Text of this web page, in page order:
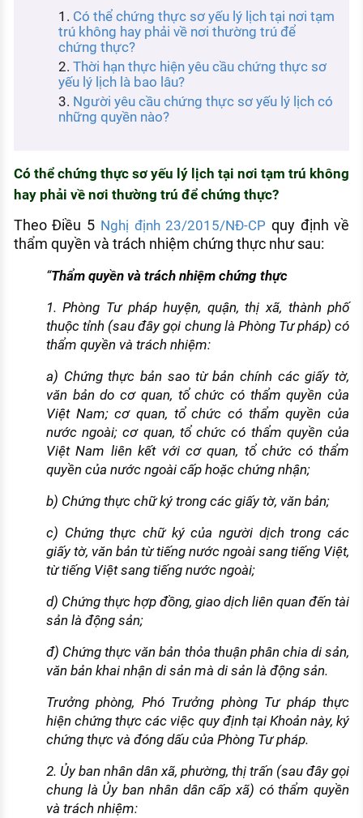
Kỹ năng nghề nghiệp
HƯỚNG NGHIỆP VIỆC LÀM
Đặc trưng từng nghề
Xu hướng việc làm
XÂY DỰNG VÀ PHÁT TRIỂN ĐỘI NGŨ
TUYỂN DỤNG VIỆC LÀM
Có thể chứng thực sơ yếu lý lịch tại nơi tạm
trú không hay phải về nơi thường trú để
chứng thực?
Thời hạn thực hiện yêu cầu chứng thực sơ
yếu lý lịch là bao lâu?
Người yêu cầu chứng thực sơ yếu lý lịch có
những quyền nào?
Có thể chứng thực sơ yếu lý lịch tại nơi tạm trú không
hay phải về nơi thường trú để chứng thực?
Theo Điều 5 Nghị định 23/2015/NĐ-CP quy định về
thẩm quyền và trách nhiệm chứng thực như sau:
“Thẩm quyền và trách nhiệm chứng thực
1. Phòng Tư pháp huyện, quận, thị xã, thành phố
thuộc tỉnh (sau đây gọi chung là Phòng Tư pháp) có
thẩm quyền và trách nhiệm:
a) Chứng thực bản sao từ bản chính các giấy tờ,
văn bản do cơ quan, tổ chức có thẩm quyền của
Việt Nam; cơ quan, tổ chức có thẩm quyền của
nước ngoài; cơ quan, tổ chức có thẩm quyền của
Việt Nam liên kết với cơ quan, tổ chức có thẩm
quyền của nước ngoài cấp hoặc chứng nhận;
b) Chứng thực chữ ký trong các giấy tờ, văn bản;
c) Chứng thực chữ ký của người dịch trong các
giấy tờ, văn bản từ tiếng nước ngoài sang tiếng Việt,
từ tiếng Việt sang tiếng nước ngoài;
d) Chứng thực hợp đồng, giao dịch liên quan đến tài
sản là động sản;
đ) Chứng thực văn bản thỏa thuận phân chia di sản,
văn bản khai nhận di sản mà di sản là động sản.
Trưởng phòng, Phó Trưởng phòng Tư pháp thực
hiện chứng thực các việc quy định tại Khoản này, ký
chứng thực và đóng dấu của Phòng Tư pháp.
2. Ủy ban nhân dân xã, phường, thị trấn (sau đây gọi
chung là Ủy ban nhân dân cấp xã) có thẩm quyền
và trách nhiệm: